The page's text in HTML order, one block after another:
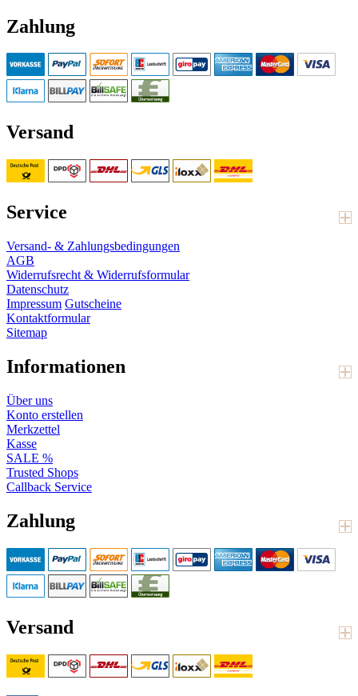
Zahlung
Versand
Service
Versand- & Zahlungsbedingungen
AGB
Widerrufsrecht & Widerrufsformular
Datenschutz
Impressum Gutscheine
Kontaktformular
Sitemap
Informationen
Über uns
Konto erstellen
Merkzettel
Kasse
SALE %
Trusted Shops
Callback Service
Zahlung
Versand